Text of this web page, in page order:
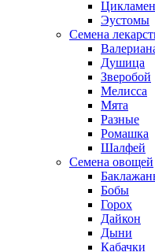
Эустомы
Семена
Душица
Зверобой
Мелисса
Мята
Разные
Ромашка
Шалфей
Семена овощей
Бобы
Горох
Дайкон
Дыни
Кабачки